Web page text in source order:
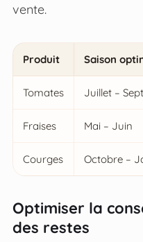
vente.
Produit Saison
Tomates Juillet –
Fraises Mai – Juin
Courges Octobre –
Optimiser la
des restes